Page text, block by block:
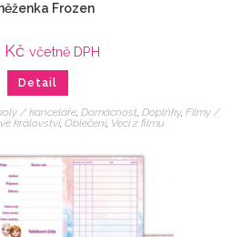
Frozen
Kč včetně DPH
Detail
/ kanceláře, Domácnost, Doplňky, Filmy /
království, Oblečení, Veci z filmu